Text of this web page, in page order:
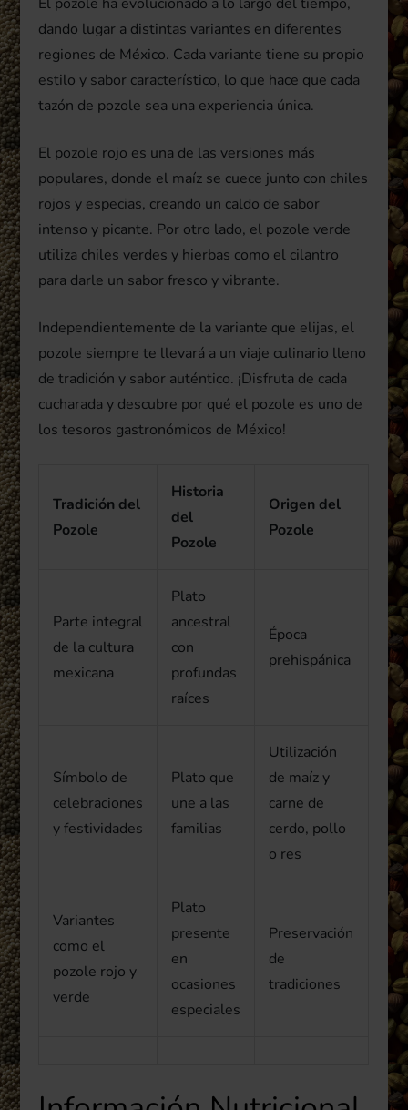
dando lugar a distintas variantes en diferentes
regiones de México. Cada variante tiene su propio
estilo y sabor característico, lo que hace que cada
tazón de pozole sea una experiencia única.
El pozole rojo es una de las versiones más
populares, donde el maíz se cuece junto con chiles
rojos y especias, creando un caldo de sabor
intenso y picante. Por otro lado, el pozole verde
utiliza chiles verdes y hierbas como el cilantro
para darle un sabor fresco y vibrante.
Independientemente de la variante que elijas, el
pozole siempre te llevará a un viaje culinario lleno
de tradición y sabor auténtico. ¡Disfruta de cada
cucharada y descubre por qué el pozole es uno de
los tesoros gastronómicos de México!
Tradición del
Pozole
Historia
del
Pozole
Origen del
Pozole
Parte integral
de la cultura
mexicana
Plato
ancestral
con
profundas
raíces
Época
prehispánica
Símbolo de
celebraciones
y festividades
Plato que
une a las
familias
Utilización
de maíz y
carne de
cerdo, pollo
o res
Variantes
como el
pozole rojo y
verde
Plato
presente
en
ocasiones
especiales
Preservación
de
tradiciones